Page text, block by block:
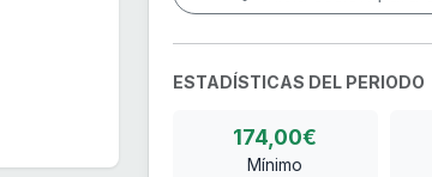
ESTADÍSTICAS DEL PERIODO
174,00€
Mínimo